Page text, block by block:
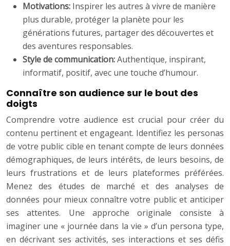
Motivations: Inspirer les autres à vivre de manière
plus durable, protéger la planète pour les
générations futures, partager des découvertes et
des aventures responsables.
Style de communication:Authentique, inspirant,
informatif, positif, avec une touche d’humour.
Connaître son audience sur le bout des
doigts
Comprendre votre audience est crucial pour créer du
contenu pertinent et engageant. Identifiez les personas
de votre public cible en tenant compte de leurs données
démographiques, de leurs intérêts, de leurs besoins, de
leurs frustrations et de leurs plateformes préférées.
Menez des études de marché et des analyses de
données pour mieux connaître votre public et anticiper
ses attentes. Une approche originale consiste à
imaginer une « journée dans la vie » d’un persona type,
en décrivant ses activités, ses interactions et ses défis